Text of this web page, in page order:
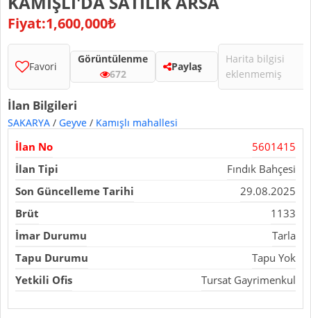
Fiyat:1,600,000₺
Favori
Görüntülenme
672
Paylaş
Harita bilgisi
eklenmemiş
İlan Bilgileri
SAKARYA / Geyve / Kamışlı mahallesi
İlan No
5601415
İlan Tipi
Fındık Bahçesi
Son Güncelleme Tarihi
29.08.2025
Brüt
1133
İmar Durumu
Tarla
Tapu Durumu
Tapu Yok
Yetkili Ofis
Tursat Gayrimenkul